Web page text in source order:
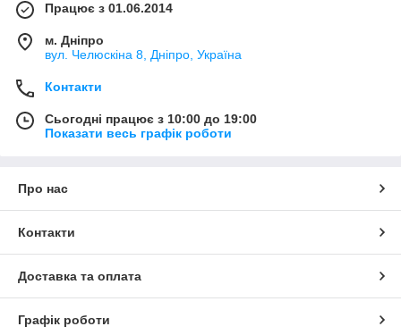
Працює з 01.06.2014
м. Дніпро
вул. Челюскіна 8, Дніпро, Україна
Контакти
Сьогодні працює з 10:00 до 19:00
Показати весь графік роботи
Про нас
Контакти
Доставка та оплата
Графік роботи